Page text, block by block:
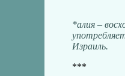
*алия –
Израиль.
***